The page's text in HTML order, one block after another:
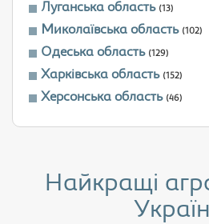
Луганська область (13)
Миколаївська область (102)
Одеська область (129)
Харківська область (152)
Херсонська область (46)
Найкращі